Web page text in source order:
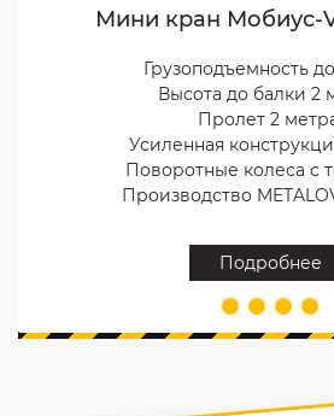
Мини кран Мобиус-
Грузоподъемность
Высота до балки 2
Пролет 2
Усиленная
Поворотные колеса с
Производство
Подробнее